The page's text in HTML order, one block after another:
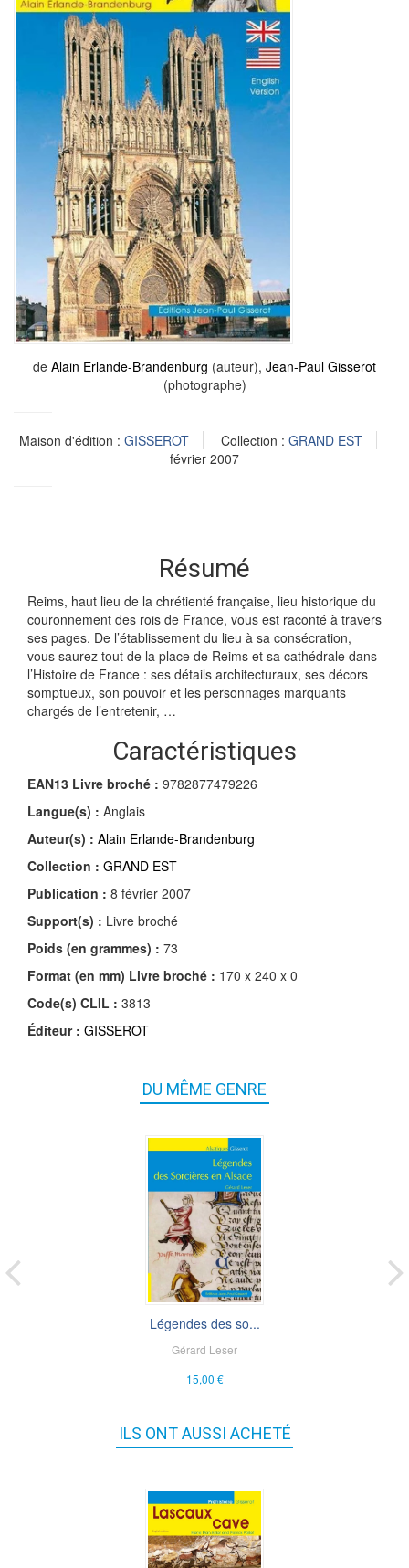
de Alain Erlande-Brandenburg (auteur), Jean-Paul Gisserot
(photographe)
Maison d'édition : GISSEROT Collection : GRAND EST
février 2007
Résumé
Reims, haut lieu de la chrétienté française, lieu historique du
couronnement des rois de France, vous est raconté à travers
ses pages. De l’établissement du lieu à sa consécration,
vous saurez tout de la place de Reims et sa cathédrale dans
l’Histoire de France : ses détails architecturaux, ses décors
somptueux, son pouvoir et les personnages marquants
chargés de l’entretenir, …
Caractéristiques
EAN13 Livre broché : 9782877479226
Langue(s) : Anglais
Auteur(s) : Alain Erlande-Brandenburg
Collection : GRAND EST
Publication : 8 février 2007
Support(s) : Livre broché
Poids (en grammes) : 73
Format (en mm) Livre broché : 170 x 240 x 0
Code(s) CLIL : 3813
Éditeur : GISSEROT
DU MÊME GENRE
Légendes des so...
Gérard Leser
15,00 €
ILS ONT AUSSI ACHETÉ